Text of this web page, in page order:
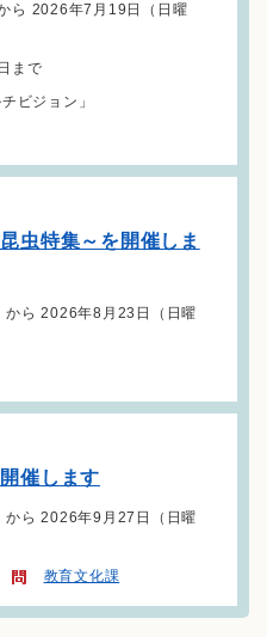
ら 2026年7月19日（日曜
まで
ビジョン」
虫特集～を開催しま
ら 2026年8月23日（日曜
催します
ら 2026年9月27日（日曜
教育文化課